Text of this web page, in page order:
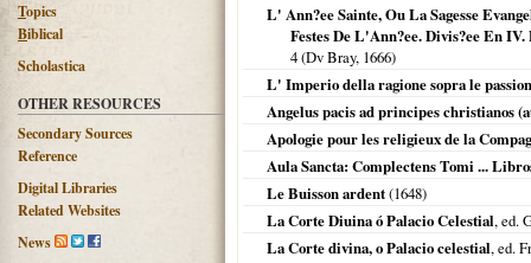
Topics
Biblical
Scholastica
OTHER RESOURCES
Secondary Sources
Reference
Digital Libraries
Related Websites
News
L' Ann?ee Sainte, Ou La Sagesse
Festes De L'Ann?ee. Divis?ee En
4 (Dv Bray, 1666)
L' Imperio della ragione sopra le
Angelus pacis ad principes christianos
Apologie pour les religieux de la
Aula Sancta: Complectens Tomi ...
Le Buisson ardent(1648)
La Corte Diuina ó Palacio Celestial, ed.
La Corte divina, o Palacio celestial, ed.